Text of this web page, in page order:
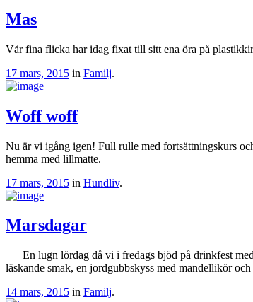
Mas
Vår fina flicka har idag fixat till sitt ena öra på
17 mars, 2015 in Familj.
Woff woff
Nu är vi igång igen! Full rulle med fortsättningskurs
hemma med lillmatte.
17 mars, 2015 in Hundliv.
Marsdagar
En lugn lördag då vi i fredags bjöd på drinkfest med
läskande smak, en jordgubbskyss med mandellikör
14 mars, 2015 in Familj.